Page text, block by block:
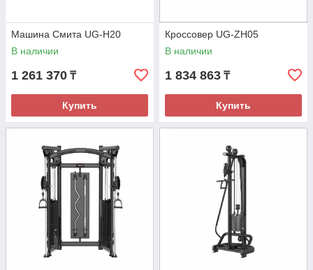
Машина Смита UG-H20
В наличии
1 261 370 ₸
Купить
Кроссовер UG-ZH05
В наличии
1 834 863 ₸
Купить